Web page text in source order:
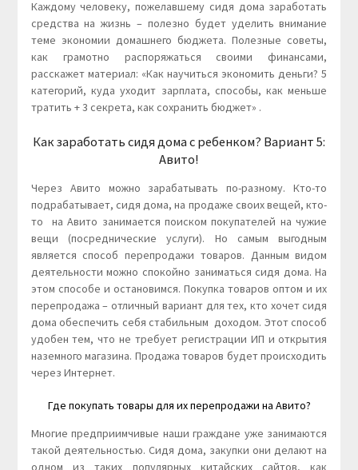
Каждому человеку, пожелавшему сидя дома заработать
средства на жизнь – полезно будет уделить внимание
теме экономии домашнего бюджета. Полезные советы,
как грамотно распоряжаться своими финансами,
расскажет материал: «Как научиться экономить деньги? 5
категорий, куда уходит зарплата, способы, как меньше
тратить + 3 секрета, как сохранить бюджет» .
Как заработать сидя дома с ребенком? Вариант 5:
Авито!
Через Авито можно зарабатывать по-разному. Кто-то
подрабатывает, сидя дома, на продаже своих вещей, кто-
то на Авито занимается поиском покупателей на чужие
вещи (посреднические услуги). Но самым выгодным
является способ перепродажи товаров. Данным видом
деятельности можно спокойно заниматься сидя дома. На
этом способе и остановимся. Покупка товаров оптом и их
перепродажа – отличный вариант для тех, кто хочет сидя
дома обеспечить себя стабильным доходом. Этот способ
удобен тем, что не требует регистрации ИП и открытия
наземного магазина. Продажа товаров будет происходить
через Интернет.
Где покупать товары для их перепродажи на Авито?
Многие предприимчивые наши граждане уже занимаются
такой деятельностью. Сидя дома, закупки они делают на
одном из таких популярных китайских сайтов, как